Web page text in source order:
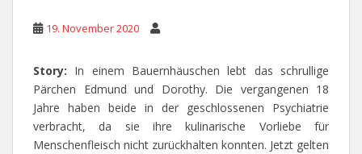
19. November 2020
Story: In einem Bauernhäuschen lebt das schrullige
Pärchen Edmund und Dorothy. Die vergangenen 18
Jahre haben beide in der geschlossenen Psychiatrie
verbracht, da sie ihre kulinarische Vorliebe für
Menschenfleisch nicht zurückhalten konnten. Jetzt gelten